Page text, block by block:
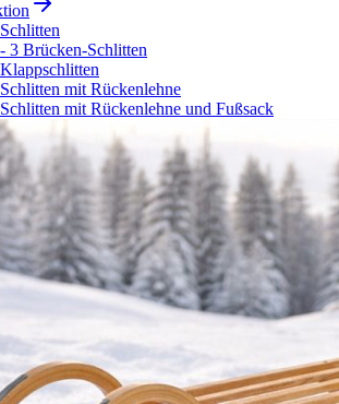
3 Brücken-Schlitten
mit Rückenlehne
mit Rückenlehne und Fußsack